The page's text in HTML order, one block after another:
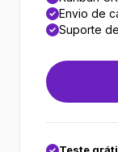
Envio de
Suporte
Teste